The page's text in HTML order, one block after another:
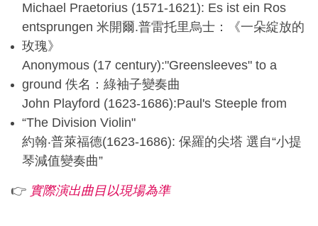
Michael Praetorius (1571-1621): Es ist ein Ros
entsprungen 米開爾.普雷托里烏士：《一朵綻放的
玫瑰》
Anonymous (17 century):"Greensleeves" to a
ground 佚名：綠袖子變奏曲
John Playford (1623-1686):Paul's Steeple from
“The Division Violin"
約翰‧普萊福德(1623-1686): 保羅的尖塔 選自“小提
琴減值變奏曲”
👉 實際演出曲目以現場為準